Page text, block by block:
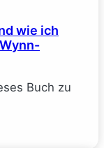
wie ich
Buch zu